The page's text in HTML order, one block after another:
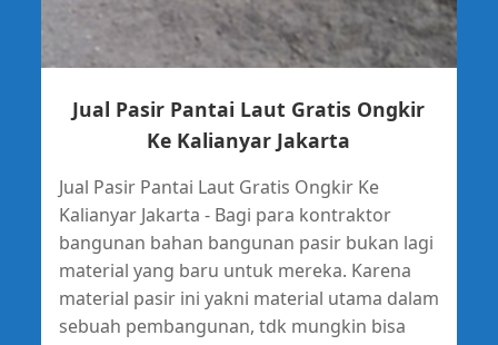
Jual Pasir Pantai Laut Gratis Ongkir
Ke Kalianyar Jakarta
Jual Pasir Pantai Laut Gratis Ongkir Ke
Kalianyar Jakarta - Bagi para kontraktor
bangunan bahan bangunan pasir bukan lagi
material yang baru untuk mereka. Karena
material pasir ini yakni material utama dalam
sebuah pembangunan, tdk mungkin bisa